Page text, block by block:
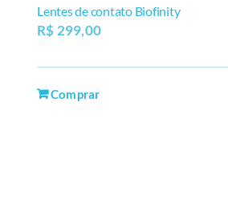
Lentes de contato Biofinity
R$299,00
Comprar